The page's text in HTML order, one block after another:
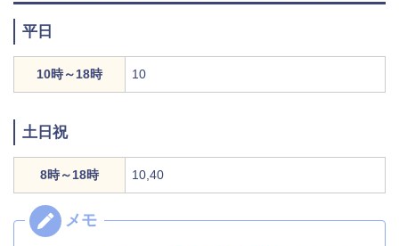
平日
10時～18時 10
土日祝
8時～18時 10,40